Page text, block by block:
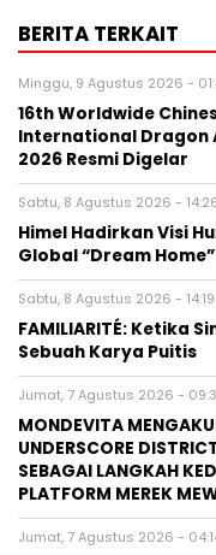
BERITA TERKAIT
Minggu, 9 Agustus 2026 -
16th Worldwide
International Dragon
2026 Resmi Digelar
Sabtu, 8 Agustus 2026 -
Himel Hadirkan Visi
Global “Dream Home”
Sabtu, 8 Agustus 2026 - 14:19
FAMILIARITÉ: Ketika
Sebuah Karya Puitis
Jumat, 7 Agustus 2026 -
MONDEVITA
UNDERSCORE
SEBAGAI LANGKAH
PLATFORM MEREK
Jumat, 7 Agustus 2026 -